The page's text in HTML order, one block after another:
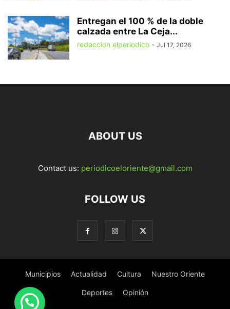
Entregan el 100 % de la doble
calzada entre La Ceja...
redaccion elperiodico - Jul 17, 2026
ABOUT US
Contact us: periodicoeloriente@gmail.com
FOLLOW US
Municipios Actualidad Cultura Nuestro Oriente
Deportes Opinión